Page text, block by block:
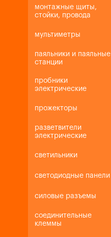
монтажные щиты,
стойки, провода
мультиметры
паяльники и паяльные
станции
пробники
электрические
прожекторы
разветвители
электрические
светильники
светодиодные панели
силовые разъемы
соединительные
клеммы